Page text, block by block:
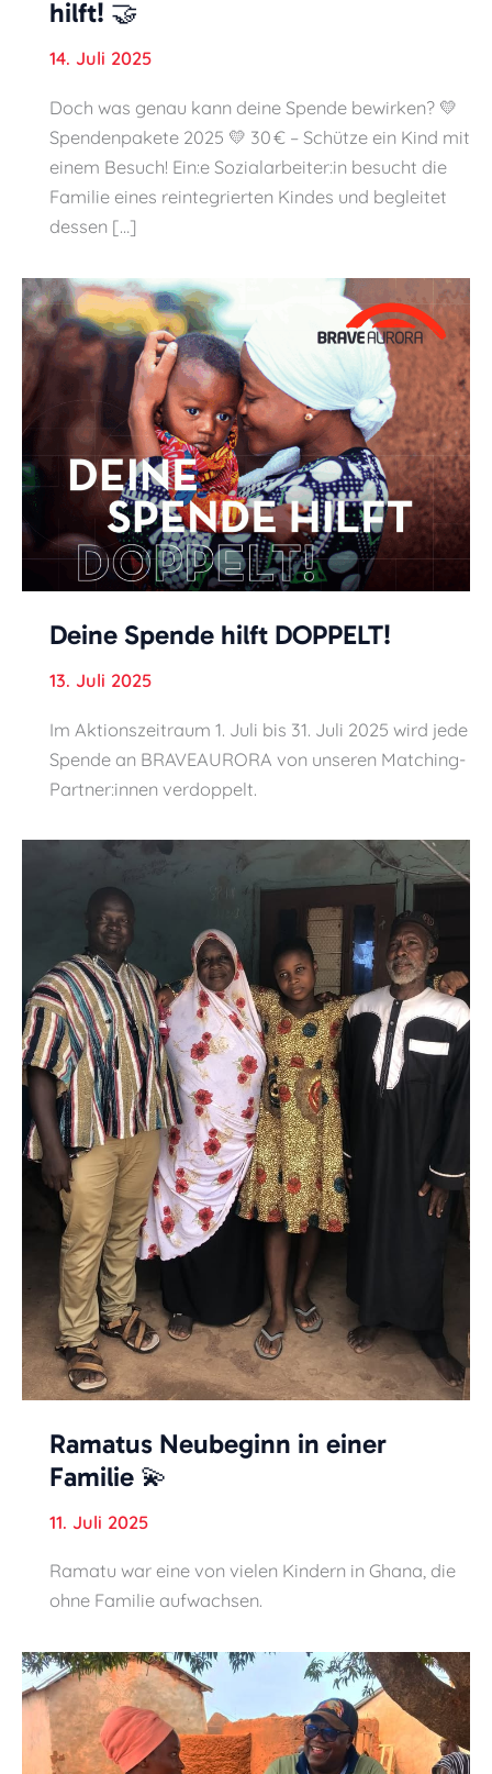
hilft! 🤝
14. Juli 2025
Doch was genau kann deine Spende bewirken? 💛
Spendenpakete 2025 💛 30 € – Schütze ein Kind mit
einem Besuch! Ein:e Sozialarbeiter:in besucht die
Familie eines reintegrierten Kindes und begleitet
dessen […]
Deine Spende hilft DOPPELT!
13. Juli 2025
Im Aktionszeitraum 1. Juli bis 31. Juli 2025 wird jede
Spende an BRAVEAURORA von unseren Matching-
Partner:innen verdoppelt.
Ramatus Neubeginn in einer
Familie 💫
11. Juli 2025
Ramatu war eine von vielen Kindern in Ghana, die
ohne Familie aufwachsen.